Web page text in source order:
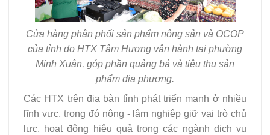
Cửa hàng phân phối sản phẩm nông sản và OCOP
của tỉnh do HTX Tâm Hương vận hành tại phường
Minh Xuân, góp phần quảng bá và tiêu thụ sản
phẩm địa phương.
Các HTX trên địa bàn tỉnh phát triển mạnh ở nhiều
lĩnh vực, trong đó nông - lâm nghiệp giữ vai trò chủ
lực, hoạt động hiệu quả trong các ngành dịch vụ